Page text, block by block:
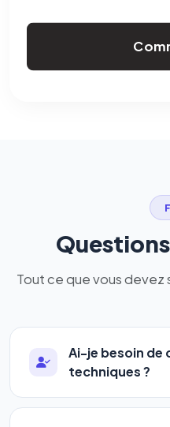
Tout ce que vous devez
Ai-je besoin de
techniques ?
Absolument pas. Notre